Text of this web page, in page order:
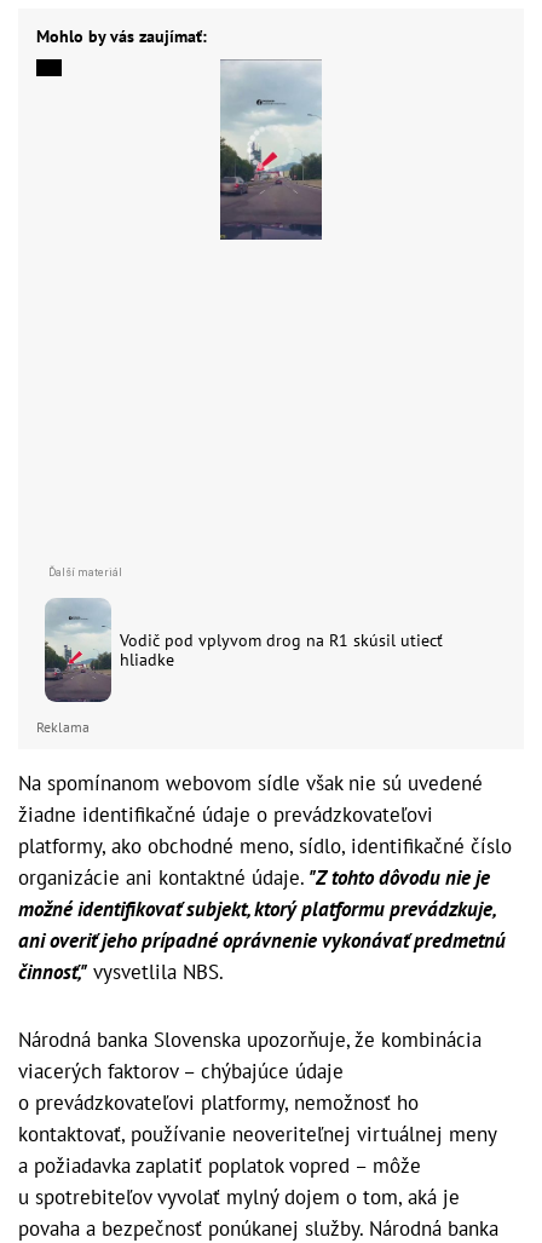
Mohlo by vás zaujímať:
Vodič pod vplyvom drog na R1 skúsil utiecť
hliadke
Reklama
Na spomínanom webovom sídle však nie sú uvedené
žiadne identifikačné údaje o prevádzkovateľovi
platformy, ako obchodné meno, sídlo, identifikačné číslo
organizácie ani kontaktné údaje. "Z tohto dôvodu nie je
možné identifikovať subjekt, ktorý platformu prevádzkuje,
ani overiť jeho prípadné oprávnenie vykonávať predmetnú
činnosť," vysvetlila NBS.
Národná banka Slovenska upozorňuje, že kombinácia
viacerých faktorov – chýbajúce údaje
o prevádzkovateľovi platformy, nemožnosť ho
kontaktovať, používanie neoveriteľnej virtuálnej meny
a požiadavka zaplatiť poplatok vopred – môže
u spotrebiteľov vyvolať mylný dojem o tom, aká je
povaha a bezpečnosť ponúkanej služby. Národná banka